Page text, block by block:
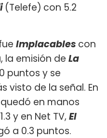
(Telefe) con 5.2
Implacables con
la emisión de La
puntos y se
visto de la señal. En
en manos
y en Net TV, El
a 0.3 puntos.